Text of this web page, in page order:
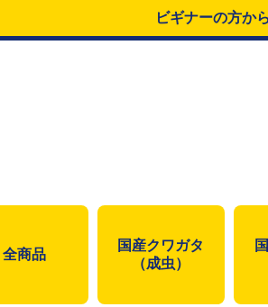
ビギナーの方か
全商品
国産クワガタ
（成虫）